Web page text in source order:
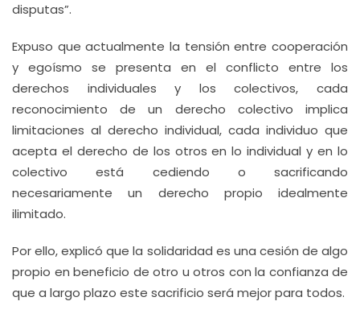
disputas”.
Expuso que actualmente la tensión entre cooperación
y egoísmo se presenta en el conflicto entre los
derechos individuales y los colectivos, cada
reconocimiento de un derecho colectivo implica
limitaciones al derecho individual, cada individuo que
acepta el derecho de los otros en lo individual y en lo
colectivo está cediendo o sacrificando
necesariamente un derecho propio idealmente
ilimitado.
Por ello, explicó que la solidaridad es una cesión de algo
propio en beneficio de otro u otros con la confianza de
que a largo plazo este sacrificio será mejor para todos.